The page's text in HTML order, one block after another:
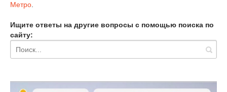
Метро
Ищите ответы на другие вопросы с помощью поиска по
сайту: